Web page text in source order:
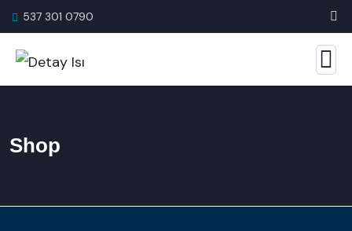
537 301 0790
Shop